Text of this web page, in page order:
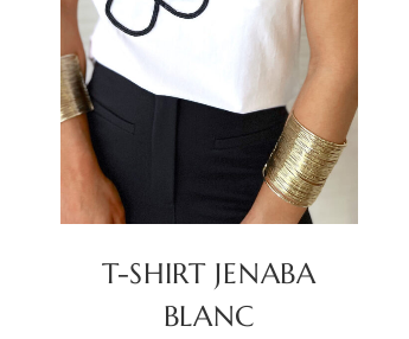
T-SHIRT JENABA
BLANC